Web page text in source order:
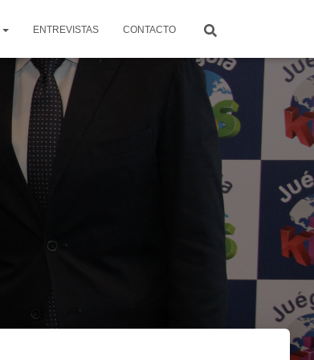
ENTREVISTAS CONTACTO